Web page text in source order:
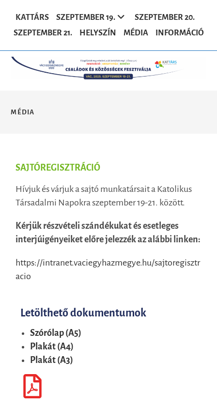
KATTÁRS SZEPTEMBER 19.
SZEPTEMBER 20.
SZEPTEMBER 21.
HELYSZÍN MÉDIA INFORMÁCIÓ
MÉDIA
SAJTÓREGISZTRÁCIÓ
Hívjuk és várjuk a sajtó munkatársait a Katolikus
Társadalmi Napokra szeptember 19-21. között.
Kérjük részvételi szándékukat és esetleges
interjúigényeiket előre jelezzék az alábbi linken:
https://intranet.vaciegyhazmegye.hu/sajtoregisztr
acio
Letölthető dokumentumok
Szórólap (A5)
Plakát (A4)
Plakát (A3)